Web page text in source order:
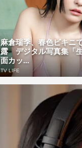
麻倉瑞季、春色ビキニ
露 デジタル写真集「
面カッ...
TV LIFE